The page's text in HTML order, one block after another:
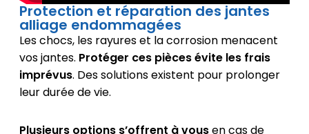
Protection et réparation des jantes
alliage endommagées
Les chocs, les rayures et la corrosion menacent
vos jantes. Protéger ces pièces évite les frais
imprévus. Des solutions existent pour prolonger
leur durée de vie.
Plusieurs options s’offrent à vousen cas de